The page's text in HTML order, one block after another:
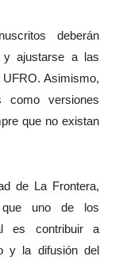
deberán
y ajustarse a las
UFRO. Asimismo,
como versiones
que no existan
de La Frontera,
que uno de los
es contribuir a
y la difusión del